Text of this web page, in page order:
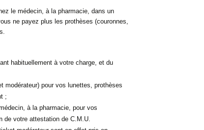
le médecin, à la pharmacie, dans un
ne payez plus les prothèses (couronnes,
habituellement à votre charge, et du
modérateur) pour vos lunettes, prothèses
;
à la pharmacie, pour vos
de votre attestation deC.M.U.